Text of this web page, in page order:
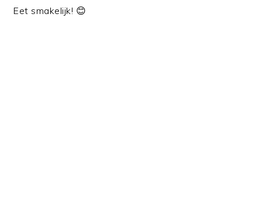
Eet smakelijk! 😊